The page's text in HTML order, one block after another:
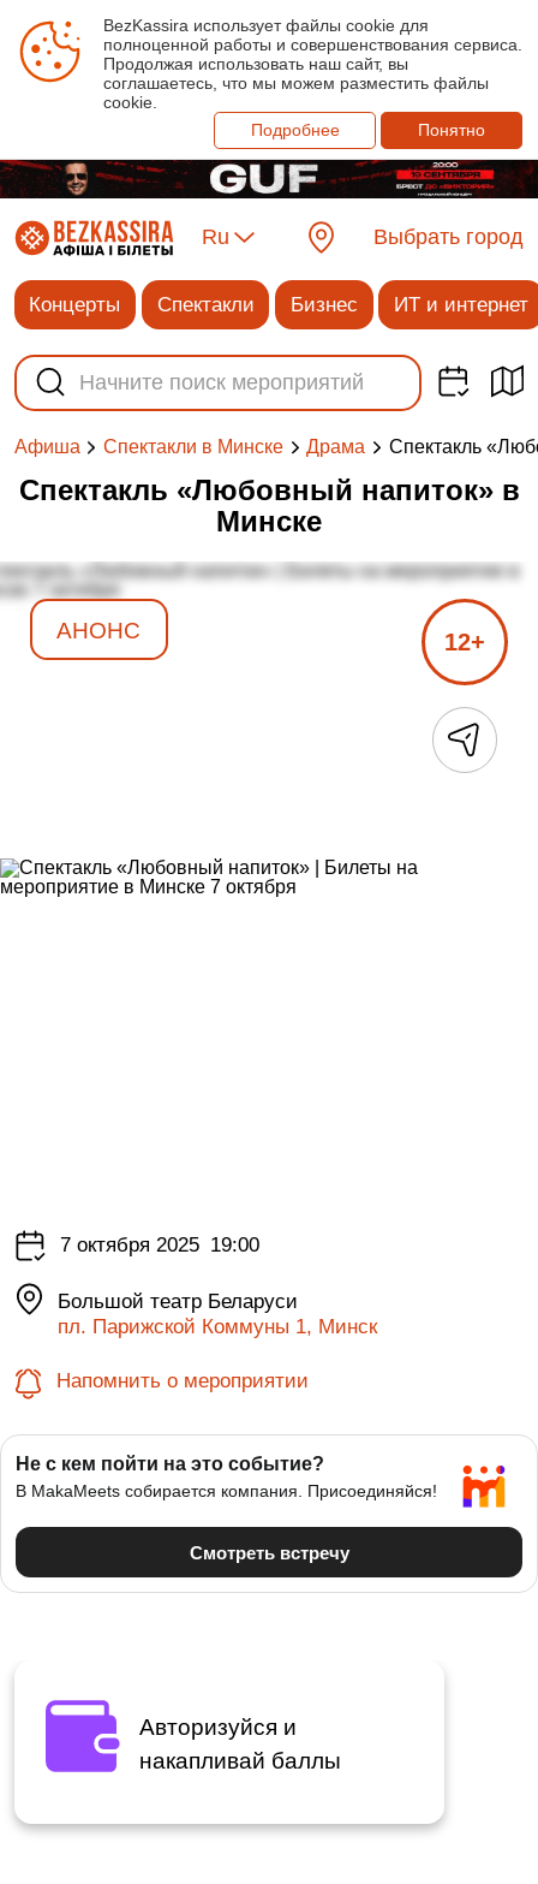
BezKassira использует файлы cookie для
полноценной работы и совершенствования сервиса.
Продолжая использовать наш сайт, вы
соглашаетесь, что мы можем разместить файлы
cookie.
Подробнее
Понятно
Ru Выбрать город
Концерты Спектакли Бизнес ИТ и интернет
Афиша Спектакли в Минске Драма Спектакль
Спектакль «‎Любовный напиток»‎ в
Минске
АНОНС 12+
7 октября 2025 19:00
Большой театр Беларуси
пл. Парижской Коммуны 1, Минск
Напомнить о мероприятии
Авторизуйся и
накапливай баллы